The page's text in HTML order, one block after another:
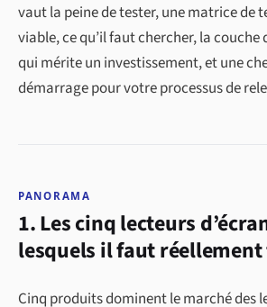
vaut la peine de tester, une matrice de
viable, ce qu’il faut chercher, la
qui mérite un investissement, et une
démarrage pour votre processus de
PANORAMA
1. Les cinq lecteurs
lesquels il faut
Cinq produits dominent le marché des